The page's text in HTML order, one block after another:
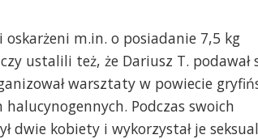
oskarżeni m.in. o posiadanie 7,5 kg
ustalili też, że Dariusz T. podawał
warsztaty w powiecie
Podczas swoich
dwie kobiety i wykorzystał je